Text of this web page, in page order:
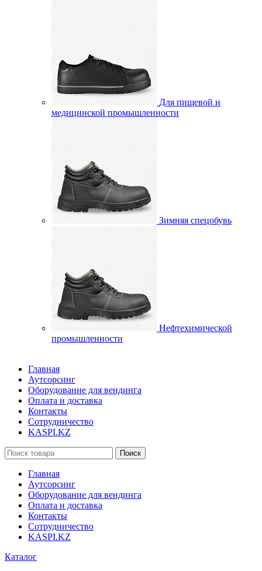
Для пищевой и
медицинской промышленности
Зимняя спецобувь
Нефтехимической
промышленности
Главная
Аутсорсинг
Оборудование для вендинга
Оплата и доставка
Контакты
Сотрудничество
KASPI.KZ
Поиск
Главная
Аутсорсинг
Оборудование для вендинга
Оплата и доставка
Контакты
Сотрудничество
KASPI.KZ
Каталог